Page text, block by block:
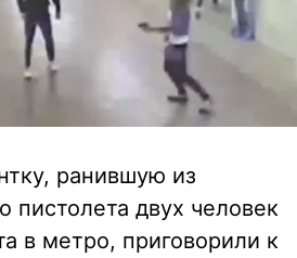
ранившую из
пистолета двух человек
в метро, приговорили к